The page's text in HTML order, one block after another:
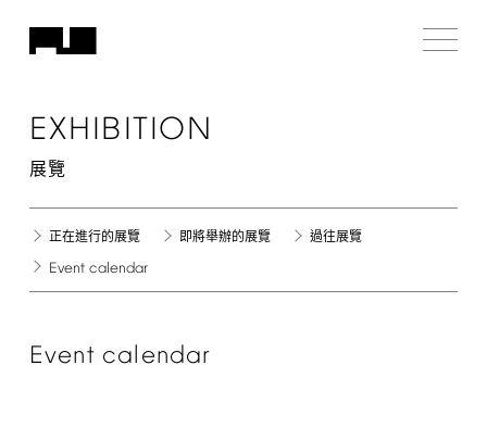
EXHIBITION
展覽
正在進行的展覽 即將舉辦的展覽 過往展覽
Event calendar
Event calendar